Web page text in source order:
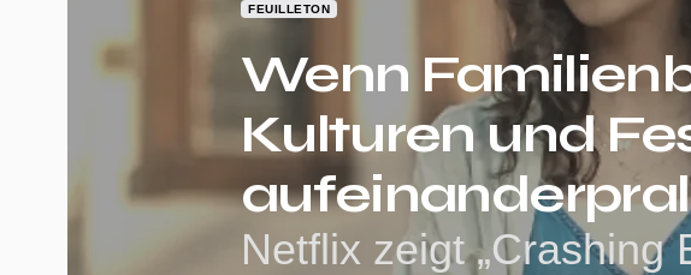
FEUILLETON
Wenn
Kulturen und
Netflix zeigt „Crashing